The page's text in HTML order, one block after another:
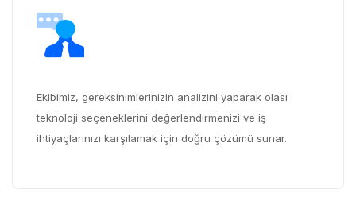
Ekibimiz, gereksinimlerinizin analizini yaparak olası
teknoloji seçeneklerini değerlendirmenizi ve iş
ihtiyaçlarınızı karşılamak için doğru çözümü sunar.